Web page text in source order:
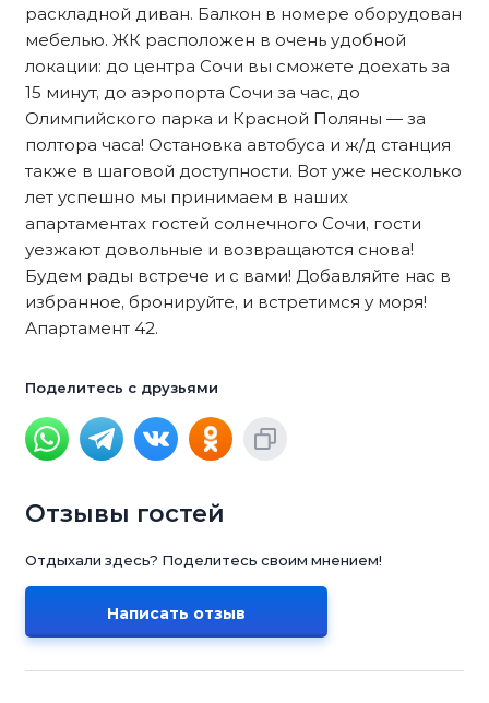
раскладной диван. Балкон в номере оборудован
мебелью. ЖК расположен в очень удобной
локации: до центра Сочи вы сможете доехать за
15 минут, до аэропорта Сочи за час, до
Олимпийского парка и Красной Поляны — за
полтора часа! Остановка автобуса и ж/д станция
также в шаговой доступности. Вот уже несколько
лет успешно мы принимаем в наших
апартаментах гостей солнечного Сочи, гости
уезжают довольные и возвращаются снова!
Будем рады встрече и с вами! Добавляйте нас в
избранное, бронируйте, и встретимся у моря!
Апартамент 42.
Поделитесь с друзьями
Отзывы гостей
Отдыхали здесь? Поделитесь своим мнением!
Написать отзыв